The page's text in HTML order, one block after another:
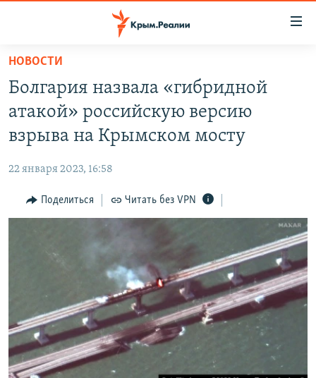
Вернуться
основному
содержанию
главной
навигации
Вернутся
СПЕЦПРОЕКТЫ
11 ЛЕТ ОККУПАЦИИ КРЫМА. 11 ИСТОРИЙ СОПРОТИВЛЕНИЯ
ЕЩЕ
ИНТЕРАКТИВ
ТЕЛЕПРОЕКТ КРЫМ.РЕАЛИИ
СОВЕТЫ ПРАВОЗАЩИТНИКОВ
ПРОПАВШИЕ БЕЗ ВЕСТИ
ПОБЕДИТЕЛЕЙ НЕ СУДЯТ?
КРЫМ.НЕПОКОРЕННЫЙ
РАДІО СВОБОДА
КАК ОБОЙТИ БЛОКИРОВКУ
Українською
ПРИСОЕДИНЯЙТЕСЬ!
НОВОСТИ
Болгария назвала «гибридной
атакой» российскую версию
взрыва на Крымском мосту
22 января 2023, 16:58
Поделиться Читать без VPN